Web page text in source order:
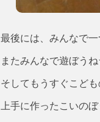
最後には、みんなで
またみんなで遊ぼう
そしてもうすぐこども
上手に作ったこいの